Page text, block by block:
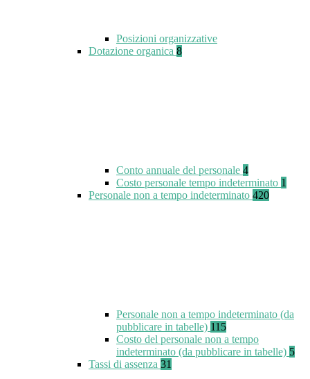
Posizioni organizzative
Dotazione organica 8
Conto annuale del personale 4
Costo personale tempo indeterminato 1
Personale non a tempo indeterminato 420
Personale non a tempo indeterminato (da
pubblicare in tabelle) 115
Costo del personale non a tempo
indeterminato (da pubblicare in tabelle) 5
Tassi di assenza 31